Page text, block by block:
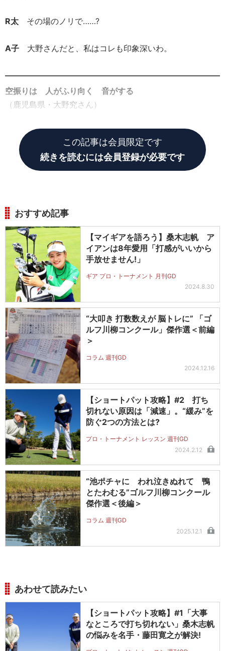
R太 その場のノリで……?
A子 大野さんだと、私はコレも印象深いわ。
空振りは 人がふり向く 音がする
（鹿児島県・大野究さん）
この記事は会員限定です
続きを読むには会員登録が必要です
おすすめ記事
【マイギアを語ろう】桑木志帆 ア
イアンは8年愛用「打感がいいから
手放せません!」
ギア プロ・トーナメント 月刊GD
2024.8.30
“大叩き 打数数えが 脳トレに” 「ゴ
ルフ川柳コンクール」傑作選＜前編
＞
コラム 週刊GD
2024.12.16
【ショートパット攻略】#2 打ち
切れない原因は「減速」。“緩み”を
防ぐ2つの方法とは?
プロ・トーナメント レッスン 週刊GD
2024.2.12
“池ポチャに われ泣きぬれて 鴨
とたわむる”ゴルフ川柳コンクール
傑作選＜後編＞
コラム 週刊GD
2025.12.1
あわせて読みたい
【ショートパット攻略】#1「大事
なところで打ち切れない」桑木志帆
の悩みを名手・藤田寛之が解決!